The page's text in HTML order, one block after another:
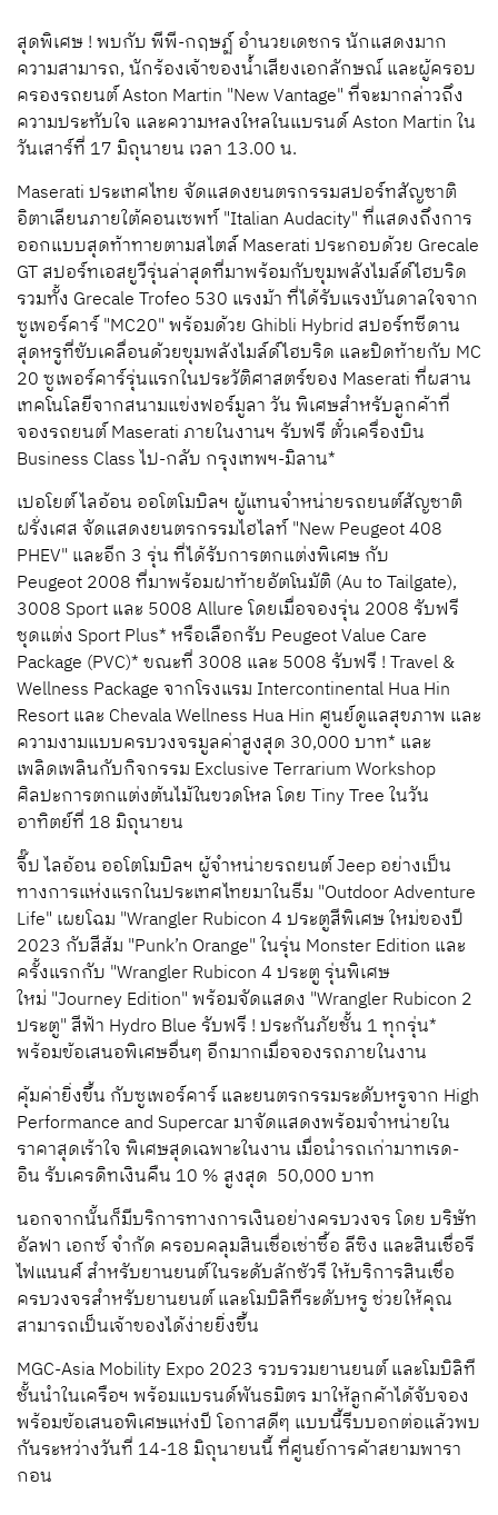
สุดพิเศษ!พบกับพีพี-กฤษฏ์อำนวยเดชกรนักแสดงมาก
ความสามารถ,นักร้องเจ้าของน้ำเสียงเอกลักษณ์และผู้ครอบ
ครองรถยนต์Aston Martin "New Vantage"ที่จะมากล่าวถึง
ความประทับใจ และความหลงใหลในแบรนด์Aston Martinใน
วันเสาร์ที่ 17 มิถุนายน เวลา 13.00น.
Maseratiประเทศไทย จัดแสดงยนตรกรรมสปอร์ทสัญชาติ
อิตาเลียนภายใต้คอนเซพท์"Italian Audacity"ที่แสดงถึงการ
ออกแบบสุดท้าทายตามสไตล์Maseratiประกอบด้วย Grecale
GTสปอร์ทเอสยูวีรุ่นล่าสุดที่มาพร้อมกับขุมพลังไมล์ด์ไฮบริด
รวมทั้ง Grecale Trofeo 530 แรงม้าที่ได้รับแรงบันดาลใจจาก
ซูเพอร์คาร์"MC20"พร้อมด้วย Ghibli Hybrid สปอร์ทซีดาน
สุดหรูที่ขับเคลื่อนด้วยขุมพลังไมล์ด์ไฮบริด และปิดท้ายกับ MC
20ซูเพอร์คาร์รุ่นแรกในประวัติศาสตร์ของ Maseratiที่ผสาน
เทคโนโลยีจากสนามแข่งฟอร์มูลา วันพิเศษสำหรับลูกค้าที่
จองรถยนต์Maserati ภายในงานฯ รับฟรี ตั๋วเครื่องบิน
Business Classไป-กลับ กรุงเทพฯ-มิลาน*
เปอโยต์ไลอ้อน ออโตโมบิลฯ ผู้แทนจำหน่ายรถยนต์สัญชาติ
ฝรั่งเศส จัดแสดงยนตรกรรมไฮไลท์"New Peugeot 408
PHEV" และอีก 3 รุ่นที่ได้รับการตกแต่งพิเศษกับ
Peugeot2008ที่มาพร้อมฝาท้ายอัตโนมัติ (Au to Tailgate),
3008 Sportและ 5008 Allureโดยเมื่อจองรุ่น 2008 รับฟรี
ชุดแต่ง Sport Plus*หรือเลือกรับ Peugeot Value Care
Package (PVC)*ขณะที่ 3008 และ 5008 รับฟรี ! Travel &
Wellness Packageจากโรงแรม Intercontinental Hua Hin
Resortและ Chevala Wellness Hua Hin ศูนย์ดูแลสุขภาพ และ
ความงามแบบครบวงจรมูลค่าสูงสุด 30,000บาท* และ
เพลิดเพลินกับกิจกรรม Exclusive Terrarium Workshop
ศิลปะการตกแต่งต้นไม้ในขวดโหล โดย Tiny Treeในวัน
อาทิตย์ที่ 18 มิถุนายน
จี๊ปไลอ้อน ออโตโมบิลฯ ผู้จำหน่ายรถยนต์Jeepอย่างเป็น
ทางการแห่งแรกในประเทศไทยมาในธีม "Outdoor Adventure
Life" เผยโฉม "Wrangler Rubicon4ประตูสีพิเศษใหม่ของปี
2023 กับสีส้ม "Punk’n Orange"ในรุ่น Monster Edition และ
ครั้งแรกกับ "Wrangler Rubicon4ประตู รุ่นพิเศษ
ใหม่ "Journey Edition"พร้อมจัดแสดง "Wrangler Rubicon 2
ประตู"สีฟ้า Hydro Blue รับฟรี !ประกันภัยชั้น 1 ทุกรุ่น*
พร้อมข้อเสนอพิเศษอื่นๆ อีกมากเมื่อจองรถภายในงาน
คุ้มค่ายิ่งขึ้น กับซูเพอร์คาร์ และยนตรกรรมระดับหรูจาก High
Performance and Supercarมาจัดแสดงพร้อมจำหน่ายใน
ราคาสุดเร้าใจพิเศษสุดเฉพาะในงาน เมื่อนำรถเก่ามาทเรด-
อิน รับเครดิทเงินคืน 10 % สูงสุด 50,000บาท
นอกจากนั้นก็มีบริการทางการเงินอย่างครบวงจรโดย บริษัท
อัลฟา เอกซ์จำกัด ครอบคลุมสินเชื่อเช่าซื้อ ลีซิง และสินเชื่อรี
ไฟแนนศ์สำหรับยานยนต์ในระดับลักชัวรีให้บริการสินเชื่อ
ครบวงจรสำหรับยานยนต์ และโมบิลิทีระดับหรูช่วยให้คุณ
สามารถเป็นเจ้าของได้ง่ายยิ่งขึ้น
MGC-Asia Mobility Expo 2023 รวบรวมยานยนต์ และโมบิลิที
ชั้นนำในเครือฯ พร้อมแบรนด์พันธมิตร มาให้ลูกค้าได้จับจอง
พร้อมข้อเสนอพิเศษแห่งปีโอกาสดีๆ แบบนี้รีบบอกต่อแล้วพบ
กันระหว่างวันที่ 14-18 มิถุนายนนี้ที่ศูนย์การค้าสยามพารา
กอน